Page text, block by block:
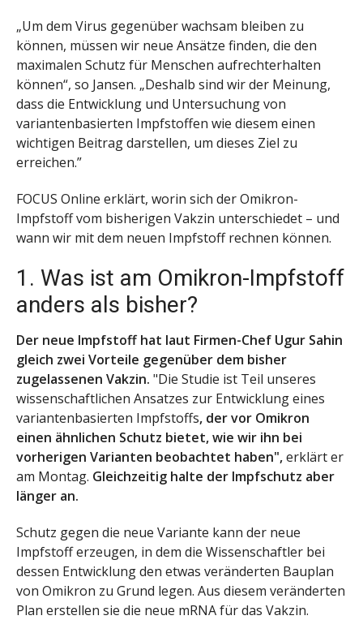
„Um dem Virus gegenüber wachsam bleiben zu
können, müssen wir neue Ansätze finden, die den
maximalen Schutz für Menschen aufrechterhalten
können“, so Jansen. „Deshalb sind wir der Meinung,
dass die Entwicklung und Untersuchung von
variantenbasierten Impfstoffen wie diesem einen
wichtigen Beitrag darstellen, um dieses Ziel zu
erreichen.”
FOCUS Online erklärt, worin sich der Omikron-
Impfstoff vom bisherigen Vakzin unterschiedet – und
wann wir mit dem neuen Impfstoff rechnen können.
1. Was ist am Omikron-Impfstoff
anders als bisher?
Der neue Impfstoff hat laut Firmen-Chef Ugur Sahin
gleich zwei Vorteile gegenüber dem bisher
zugelassenen Vakzin. "Die Studie ist Teil unseres
wissenschaftlichen Ansatzes zur Entwicklung eines
variantenbasierten Impfstoffs, der vor Omikron
einen ähnlichen Schutz bietet, wie wir ihn bei
vorherigen Varianten beobachtet haben",erklärt er
am Montag. Gleichzeitig halte der Impfschutz aber
länger an.
Schutz gegen die neue Variante kann der neue
Impfstoff erzeugen, in dem die Wissenschaftler bei
dessen Entwicklung den etwas veränderten Bauplan
von Omikron zu Grund legen. Aus diesem veränderten
Plan erstellen sie die neue mRNA für das Vakzin.